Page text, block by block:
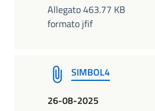
Allegato 463.77 KB
formato jfif
SIMBOL4
26-08-2025